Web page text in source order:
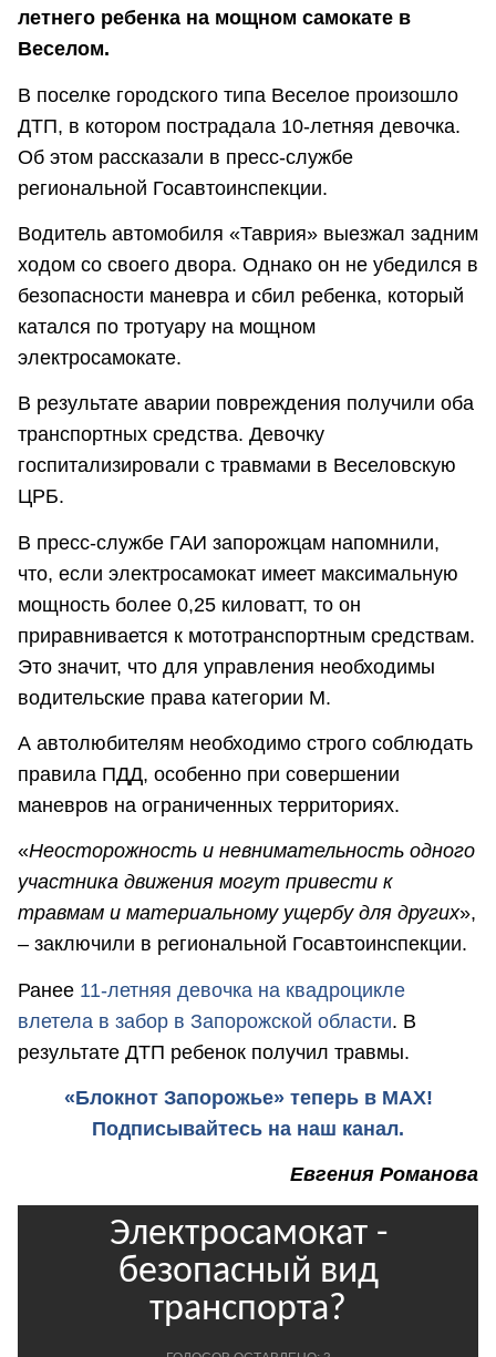
летнего ребенка на мощном самокате в
Веселом.
В поселке городского типа Веселое произошло
ДТП, в котором пострадала 10-летняя девочка.
Об этом рассказали в пресс-службе
региональной Госавтоинспекции.
Водитель автомобиля «Таврия» выезжал задним
ходом со своего двора. Однако он не убедился в
безопасности маневра и сбил ребенка, который
катался по тротуару на мощном
электросамокате.
В результате аварии повреждения получили оба
транспортных средства. Девочку
госпитализировали с травмами в Веселовскую
ЦРБ.
В пресс-службе ГАИ запорожцам напомнили,
что, если электросамокат имеет максимальную
мощность более 0,25 киловатт, то он
приравнивается к мототранспортным средствам.
Это значит, что для управления необходимы
водительские права категории М.
А автолюбителям необходимо строго соблюдать
правила ПДД, особенно при совершении
маневров на ограниченных территориях.
«Неосторожность и невнимательность одного
участника движения могут привести к
травмам и материальному ущербу для других»,
– заключили в региональной Госавтоинспекции.
Ранее 11-летняя девочка на квадроцикле
влетела в забор в Запорожской области. В
результате ДТП ребенок получил травмы.
«Блокнот Запорожье» теперь в MAX!
Подписывайтесь на наш канал.
Евгения Романова